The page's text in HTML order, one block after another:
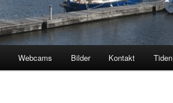
Webcams Bilder Kontakt Tiden